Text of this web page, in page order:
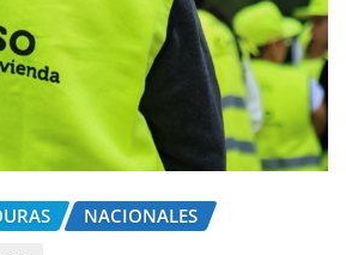
NACIONALES